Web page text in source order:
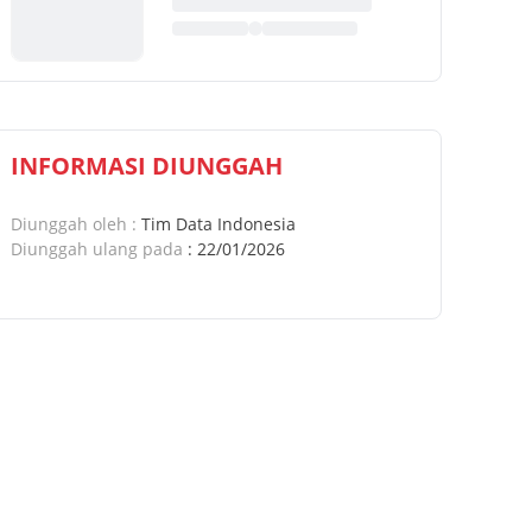
INFORMASI DIUNGGAH
Diunggah oleh : Tim Data Indonesia
Diunggah ulang pada : 22/01/2026